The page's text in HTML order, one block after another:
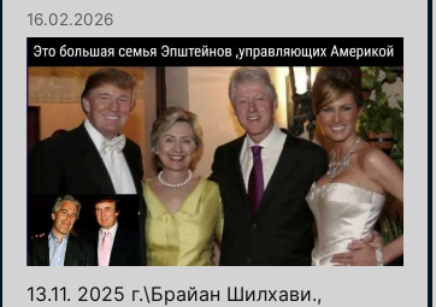
16.02.2026
13.11. 2025 г.\Брайан Шилхави.,